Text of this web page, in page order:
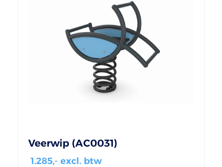
Veerwip (AC0031)
1.285,- excl. btw